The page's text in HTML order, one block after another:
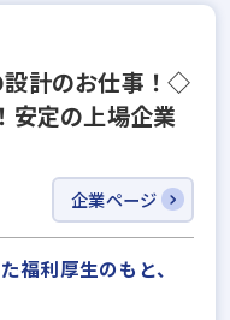
設計のお仕事！◇
安定の上場企業
企業ページ
福利厚生のもと、